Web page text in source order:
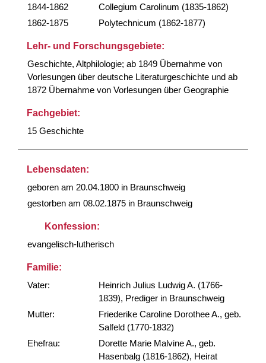
1844-1862
Collegium Carolinum (1835-1862)
1862-1875
Polytechnicum (1862-1877)
Lehr- und Forschungsgebiete:
Geschichte, Altphilologie; ab 1849 Übernahme von
Vorlesungen über deutsche Literaturgeschichte und ab
1872 Übernahme von Vorlesungen über Geographie
Fachgebiet:
15 Geschichte
Lebensdaten:
geboren am 20.04.1800 in Braunschweig
gestorben am 08.02.1875 in Braunschweig
Konfession:
evangelisch-lutherisch
Familie:
Vater:
Heinrich Julius Ludwig A. (1766-
1839), Prediger in Braunschweig
Mutter:
Friederike Caroline Dorothee A., geb.
Salfeld (1770-1832)
Ehefrau:
Dorette Marie Malvine A., geb.
Hasenbalg (1816-1862), Heirat